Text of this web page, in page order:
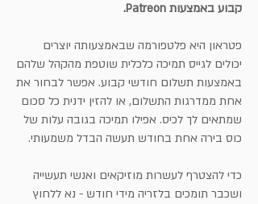
קבוע באמצעות Patreon.
פטראון היא פלטפורמה שבאמצעותה יוצרים
יכולים לגייס תמיכה כלכלית שוטפת מהקהל שלהם
באמצעות תשלום חודשי קבוע. אפשר לבחור את
אחת ממדרגות התשלום, או להזין ידנית כל סכום
שמתאים לך לכיס. אפילו תמיכה בגובה עלות של
כוס בירה אחת בחודש תעשה הבדל משמעותי.
כדי להצטרף לעשרות מוזיקאים ואנשי תעשייה
ושכבר תומכים בלזריה מידי חודש - נא ללחוץ